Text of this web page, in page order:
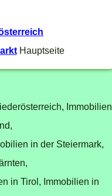
Hauptseite
Immobilien
in der Steiermark,
in Tirol, Immobilien in